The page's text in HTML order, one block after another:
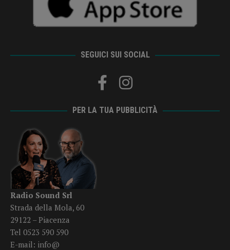
SEGUICI SUI SOCIAL
PER LA TUA PUBBLICITÀ
Radio Sound Srl
Strada della Mola, 60
29122 – Piacenza
Tel 0523 590 590
E-mail: info@